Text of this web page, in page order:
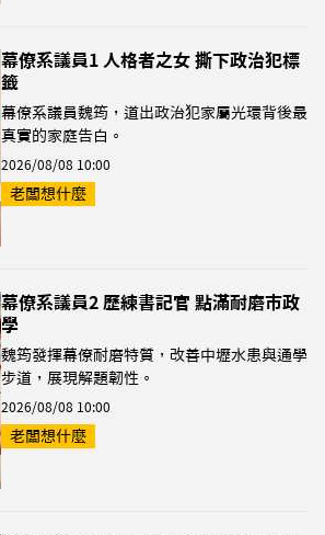
幕僚系議員1 人格者之女 撕下政治犯標
籤
幕僚系議員魏筠，道出政治犯家屬光環背後最
真實的家庭告白。
2026/08/08 10:00
老闆想什麼
幕僚系議員2 歷練書記官 點滿耐磨市政
學
魏筠發揮幕僚耐磨特質，改善中壢水患與通學
步道，展現解題韌性。
2026/08/08 10:00
老闆想什麼